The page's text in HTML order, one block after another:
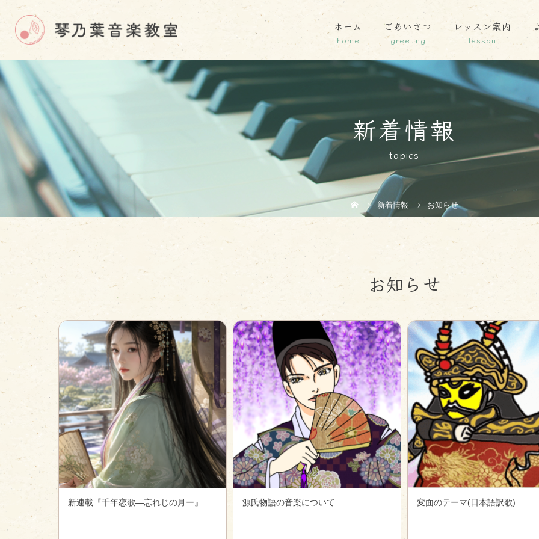
ホーム ごあいさつ レッスン案内
新着情報
topics
新着情報 お知らせ
お知らせ
新連載『千年恋歌―忘れじの月ー』 源氏物語の音楽について 変面のテーマ(日本語訳歌)